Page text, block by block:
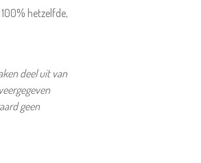
hetzelfde,
deel uit van
geen